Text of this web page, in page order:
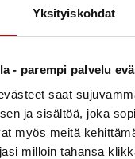
Yksityiskohdat
- parempi palvelu
saat
ja sisältöä, joka
myös meitä
milloin tahansa
ja oppimisen kautta.
kursseja,
tai yhdessä puolisosi
maksuttomia.
riippumatta.